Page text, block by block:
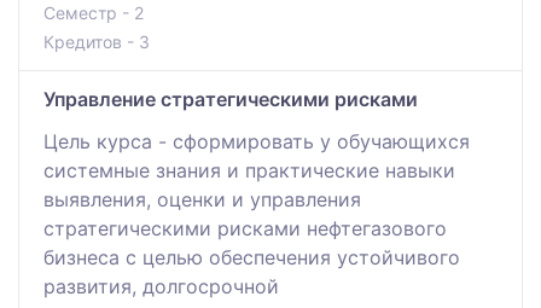
Семестр - 2
Кредитов - 3
Управление стратегическими рисками
Цель курса - сформировать у обучающихся
системные знания и практические навыки
выявления, оценки и управления
стратегическими рисками нефтегазового
бизнеса с целью обеспечения устойчивого
развития, долгосрочной